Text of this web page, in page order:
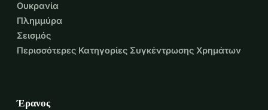
Ουκρανία
Πλημμύρα
Σεισμός
Περισσότερες Κατηγορίες Συγκέντρωσης Χρημάτων
Έρανος